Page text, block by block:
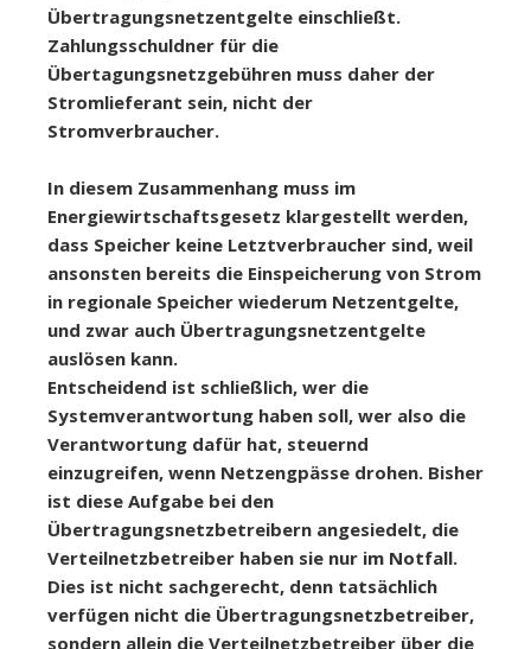
Übertragungsnetzentgelte einschließt.
Zahlungsschuldner für die
Übertagungsnetzgebühren muss daher der
Stromlieferant sein, nicht der
Stromverbraucher.
In diesem Zusammenhang muss im
Energiewirtschaftsgesetz klargestellt werden,
dass Speicher keine Letztverbraucher sind, weil
ansonsten bereits die Einspeicherung von Strom
in regionale Speicher wiederum Netzentgelte,
und zwar auch Übertragungsnetzentgelte
auslösen kann.
Entscheidend ist schließlich, wer die
Systemverantwortung haben soll, wer also die
Verantwortung dafür hat, steuernd
einzugreifen, wenn Netzengpässe drohen. Bisher
ist diese Aufgabe bei den
Übertragungsnetzbetreibern angesiedelt, die
Verteilnetzbetreiber haben sie nur im Notfall.
Dies ist nicht sachgerecht, denn tatsächlich
verfügen nicht die Übertragungsnetzbetreiber,
sondern allein die Verteilnetzbetreiber über die